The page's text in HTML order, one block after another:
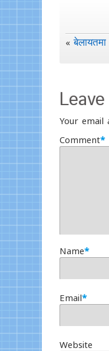
«बेलायतमा
Your email
Comment*
Name*
Email*
Website